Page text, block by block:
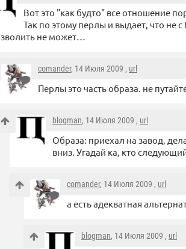
Вот это "как будто" все отношение
Так по этому перлы и выдает, что не
не может…
comander, 14 Июля 2009 , url
Перлы это часть образа. не
blogman, 14 Июля 2009 , url
Образа: приехал на завод,
вниз. Угадай ка, кто
comander, 14 Июля 2009 , url
а есть адекватная
blogman, 14 Июля 2009 , url